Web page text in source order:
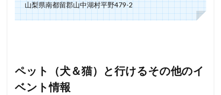
山梨県南都留郡山中湖村平野479-2
ペット（犬＆猫）と行けるその他のイ
ベント情報